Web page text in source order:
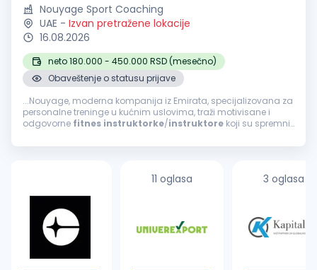
Nouyage Sport Coaching
UAE - Izvan pretražene lokacije
16.08.2026
neto 180.000 - 450.000 RSD (mesečno)
Obaveštenje o statusu prijave
...Nouyage, moderna kompanija iz Emirata, specijalizovana za
personalne treninge u kućnim uslovima, traži motivisane i
odgovorne fitnes instruktorke/instruktore koji su spremni
11 oglasa 3 oglasa